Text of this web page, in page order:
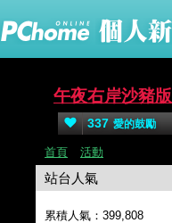
午夜右岸沙豬版
337 愛的鼓勵
首頁 活動
站台人氣
累積人氣： 399,808